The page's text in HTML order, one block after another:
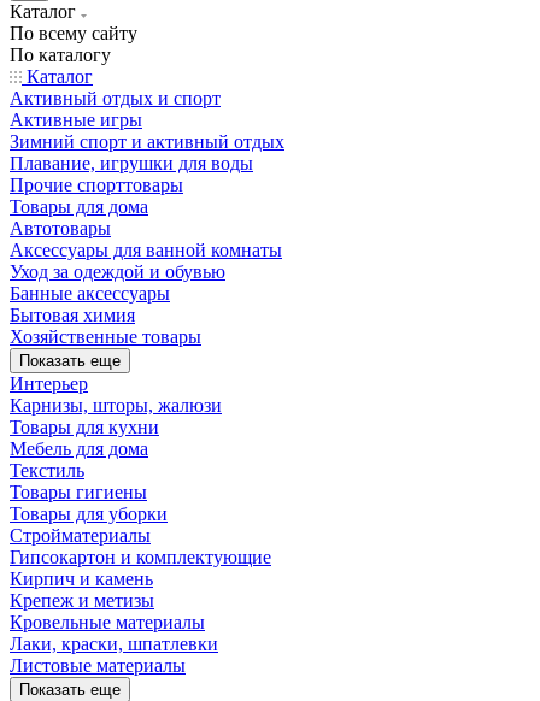
Каталог
По всему сайту
По каталогу
Каталог
Активный отдых и спорт
Активные игры
Зимний спорт и активный отдых
Плавание, игрушки для воды
Прочие спорттовары
Товары для дома
Автотовары
Аксессуары для ванной комнаты
Уход за одеждой и обувью
Банные аксессуары
Бытовая химия
Хозяйственные товары
Показать еще
Интерьер
Карнизы, шторы, жалюзи
Товары для кухни
Мебель для дома
Текстиль
Товары гигиены
Товары для уборки
Стройматериалы
Гипсокартон и комплектующие
Кирпич и камень
Крепеж и метизы
Кровельные материалы
Лаки, краски, шпатлевки
Листовые материалы
Показать еще